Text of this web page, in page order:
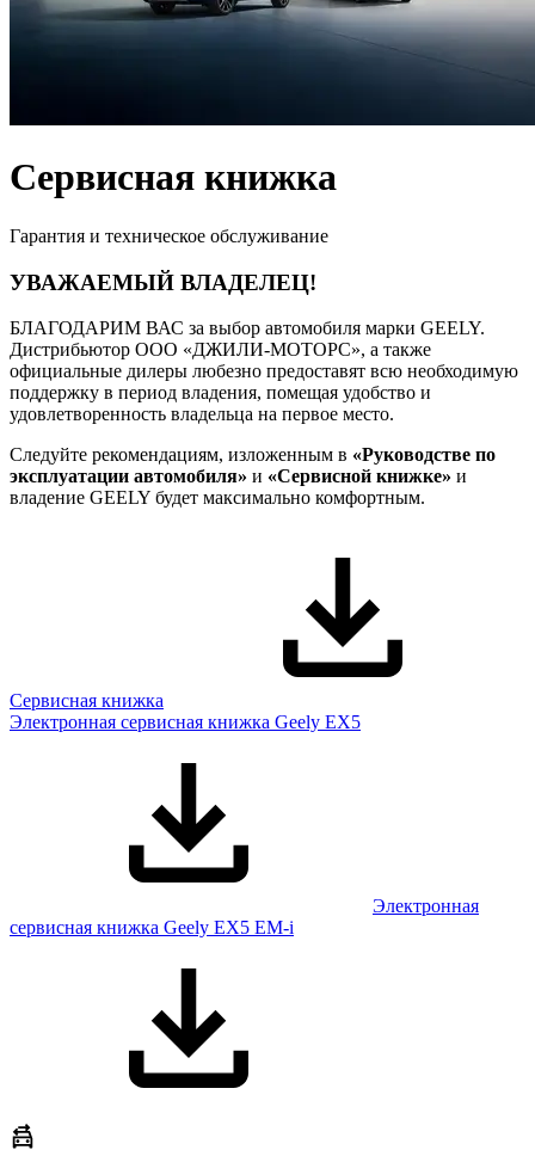
Сервисная книжка
Гарантия и техническое обслуживание
УВАЖАЕМЫЙ ВЛАДЕЛЕЦ!
БЛАГОДАРИМ ВАС за выбор автомобиля марки GEELY.
Дистрибьютор ООО «ДЖИЛИ-МОТОРС», а также
официальные дилеры любезно предоставят всю необходимую
поддержку в период владения, помещая удобство и
удовлетворенность владельца на первое место.
Следуйте рекомендациям, изложенным в «Руководстве по
эксплуатации автомобиля» и «Сервисной книжке» и
владение GEELY будет максимально комфортным.
Сервисная книжка
Электронная сервисная книжка Geely EX5
Электронная
сервисная книжка Geely EX5 EM-i